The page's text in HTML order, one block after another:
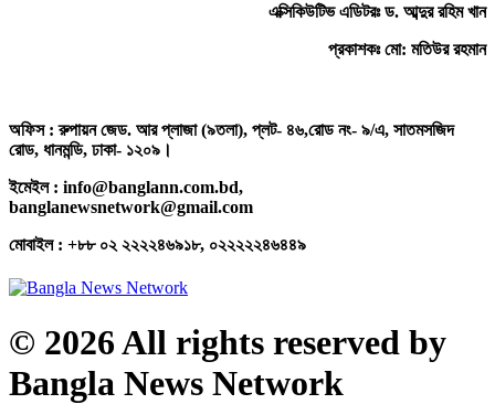
এক্সিকিউটিভ এডিটরঃ ড. আব্দুর রহিম খান
প্রকাশকঃ মো: মতিউর রহমান
অফিস : রুপায়ন জেড. আর প্লাজা (৯তলা), প্লট- ৪৬,রোড নং- ৯/এ, সাতমসজিদ
রোড, ধানমন্ডি, ঢাকা- ১২০৯।
ইমেইল : info@banglann.com.bd,
banglanewsnetwork@gmail.com
মোবাইল : +৮৮ ০২ ২২২২৪৬৯১৮, ০২২২২২৪৬৪৪৯
© 2026 All rights reserved by
Bangla News Network